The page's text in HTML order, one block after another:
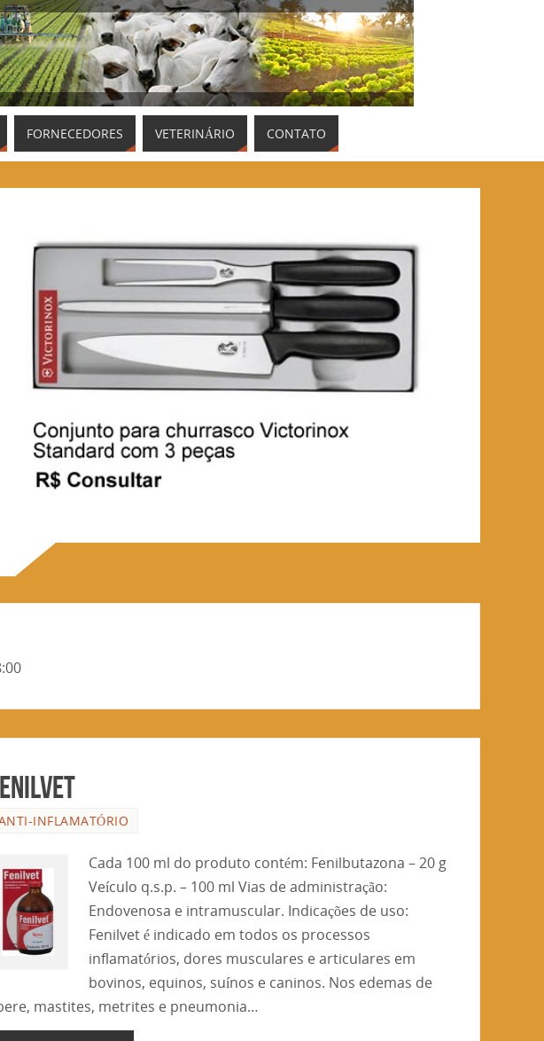
FORNECEDORES VETERINÁRIO CONTATO
INFLAMATÓRIO
Cada 100 ml do produto contém: Fenilbutazona – 20 g
Veículo q.s.p. – 100 ml Vias de administração:
Endovenosa e intramuscular. Indicações de uso:
Fenilvet é indicado em todos os processos
inflamatórios, dores musculares e articulares em
bovinos, equinos, suínos e caninos. Nos edemas de
mastites, metrites e pneumonia…